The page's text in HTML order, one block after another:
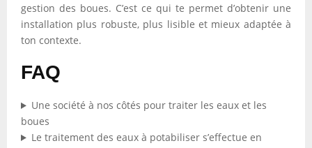
gestion des boues. C’est ce qui te permet d’obtenir une
installation plus robuste, plus lisible et mieux adaptée à
ton contexte.
FAQ
Une société à nos côtés pour traiter les eaux et les
boues
Le traitement des eaux à potabiliser s’effectue en